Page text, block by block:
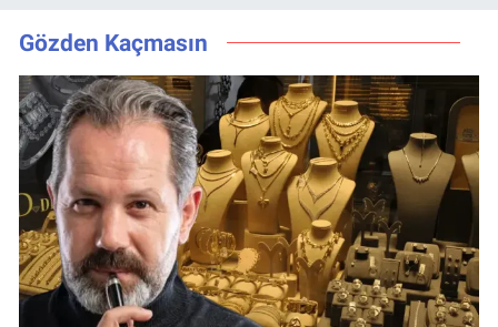
kutusundan
servet çıktı
Gözden Kaçmasın